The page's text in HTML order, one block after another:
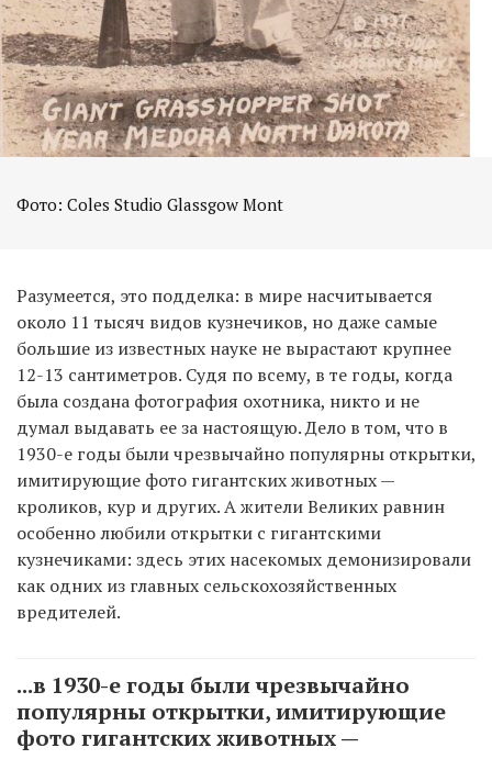
Фото: Coles Studio Glassgow Mont
Разумеется, это подделка: в мире насчитывается
около 11 тысяч видов кузнечиков, но даже самые
большие из известных науке не вырастают крупнее
12-13 сантиметров. Судя по всему, в те годы, когда
была создана фотография охотника, никто и не
думал выдавать ее за настоящую. Дело в том, что в
1930-е годы были чрезвычайно популярны открытки,
имитирующие фото гигантских животных —
кроликов, кур и других. А жители Великих равнин
особенно любили открытки с гигантскими
кузнечиками: здесь этих насекомых демонизировали
как одних из главных сельскохозяйственных
вредителей.
...в 1930-е годы были чрезвычайно
популярны открытки, имитирующие
фото гигантских животных —